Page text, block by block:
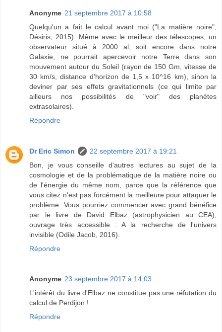
Anonyme 21 septembre 2017 à 10:58
Quelqu'un a fait le calcul avant moi ("La matière noire",
Désiris, 2015). Même avec le meilleur des télescopes, un
observateur situé à 2000 al, soit encore dans notre
Galaxie, ne pourrait apercevoir notre Terre dans son
mouvement autour du Soleil (rayon de 150 Gm, vitesse de
30 km/s, distance d'horizon de 1,5 x 10^16 km), sinon la
deviner par ses effets gravitationnels (ce qui limite par
ailleurs nos possibilités de "voir" des planètes
extrasolaires).
Répondre
Dr Eric Simon
22 septembre 2017 à 19:21
Bon, je vous conseille d'autres lectures au sujet de la
cosmologie et de la problématique de la matière noire ou
de l'énergie du même nom, parce que la référence que
vous citez n'est pas forcément la meilleure pour attaquer le
problème. Vous pourriez commencer avec grand bénéfice
par le livre de David Elbaz (astrophysicien au CEA),
ouvrage très accessible : A la recherche de l'univers
invisible (Odile Jacob, 2016).
Répondre
Anonyme 23 septembre 2017 à 14:03
L'intérêt du livre d'Elbaz ne constitue pas une réfutation du
calcul de Perdijon !
Répondre